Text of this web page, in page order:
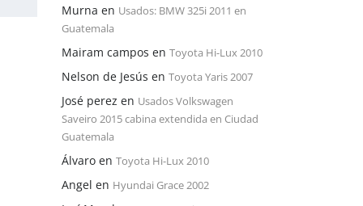
Murna en Usados: BMW 325i 2011 en
Guatemala
Mairam campos en Toyota Hi-Lux 2010
Nelson de Jesús en Toyota Yaris 2007
José perez en Usados Volkswagen
Saveiro 2015 cabina extendida en Ciudad
Guatemala
Álvaro en Toyota Hi-Lux 2010
Angel en Hyundai Grace 2002